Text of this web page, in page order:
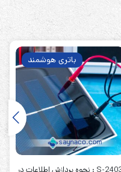
باتری هوشمند